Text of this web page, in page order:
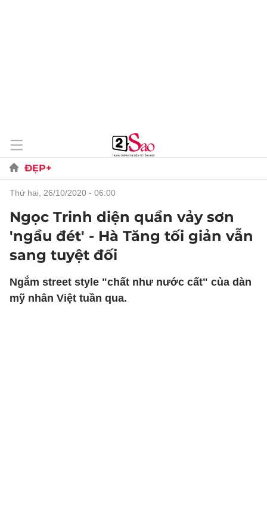
ĐẸP+
thứ hai, 26/10/2020 - 06:00
Ngọc Trinh diện quần vảy sơn
'ngầu đét' - Hà Tăng tối giản vẫn
sang tuyệt đối
Ngắm street style "chất như nước cất" của dàn
mỹ nhân Việt tuần qua.